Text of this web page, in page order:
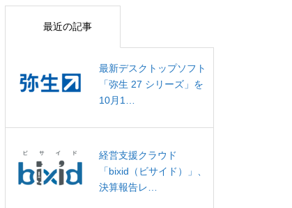
最近の記事
最新デスクトップソフト
「弥生 27 シリーズ」を
10月1…
経営支援クラウド
「bixid（ビサイド）」、
決算報告レ…